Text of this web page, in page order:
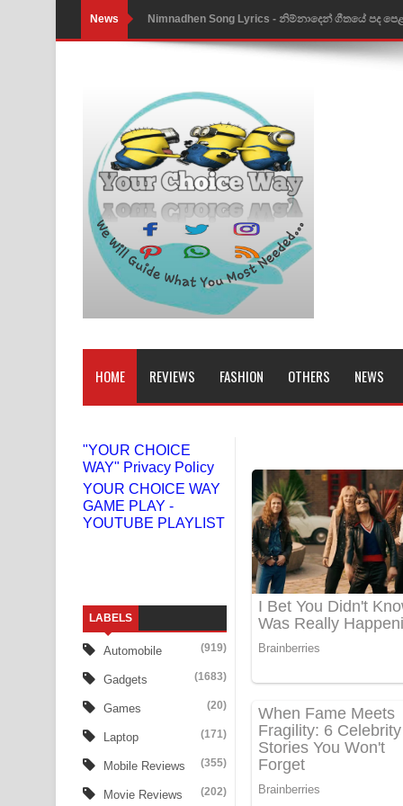
News Nimnadhen Song Lyrics - නිම්නාදෙන් ගීතයේ පද
Obamai Mage Adare Song Lyrics - ඔබමයි මගේ
Pansal Gihin Song Lyrics - පන්සල් ගිහිං ගීතයේ පද
Ankeliya Song Lyrics - අංකෙළිය ගීතයේ පද පෙළ
DEAR GOD Song Lyrics - ඩියර් ගෝඩ් ගීතයේ පද පෙළ
MANAMALA KATHA Song Lyrics - මනමාල කතා
Dai Dai Lyrics - Shakira, Burna Boy | 2026
Lassana Amma Song Lyrics - ලස්සන අම්මා ගීතයේ
Gemak Deela Song Lyrics - ගේමක් දීලා ගීතයේ පද
Doni Song Lyrics - දෝණි ගීතයේ පද පෙළ
Benthara Palame Song Lyrics - බෙන්තර පාලමේ
Sanda Babalena Song Lyrics - සඳ බැබලෙන ගීතයේ
Adare Wadi Nisa Song Lyrics - ආදරේ වැඩි නිසා
UNUHUMA Song Lyrics - උණුහුම ගීතයේ පද පෙළ
Tharu Yaye Dilena Song Lyrics - තරු යායේ දිලෙනා
Ow Man Sosa Song Lyrics - ඔව් මං සෝසා ගීතයේ පද
HOME REVIEWS FASHION OTHERS NEWS
"YOUR CHOICE
WAY" Privacy Policy
YOUR CHOICE WAY
GAME PLAY -
YOUTUBE PLAYLIST
LABELS
Automobile (919)
Gadgets (1683)
Games (20)
Laptop (171)
Mobile Reviews (355)
Movie Reviews (202)